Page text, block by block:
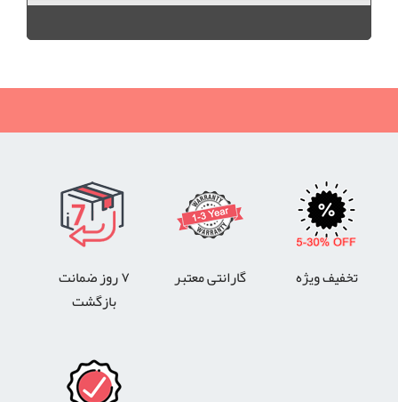
تخفیف ویژه گارانتی معتبر
۷ روز ضمانت
بازگشت